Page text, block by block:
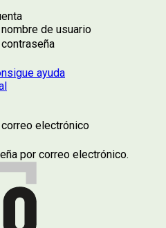
de usuario
ayuda
electrónico
por correo electrónico.